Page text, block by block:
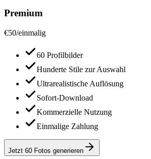
Premium
€50/einmalig
60 Profilbilder
Hunderte Stile zur Auswahl
Ultrarealistische Auflösung
Sofort-Download
Kommerzielle Nutzung
Einmalige Zahlung
Jetzt 60 Fotos generieren